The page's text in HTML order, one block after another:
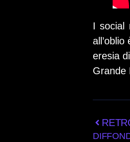
I social
eresia
Grande